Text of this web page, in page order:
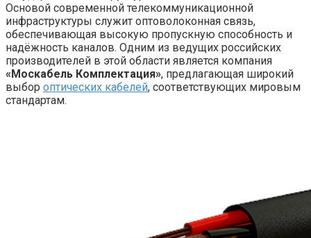
Основой современной телекоммуникационной
инфраструктуры служит оптоволоконная связь,
обеспечивающая высокую пропускную способность и
надёжность каналов. Одним из ведущих российских
производителей в этой области является компания
«Москабель Комплектация», предлагающая широкий
выбор оптических кабелей, соответствующих мировым
стандартам.